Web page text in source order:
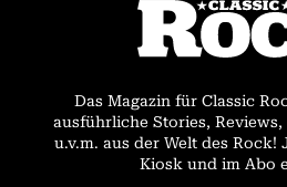
Das Magazin für Classic
ausführliche Stories,
u.v.m. aus der Welt des Rock!
Kiosk und im Abo